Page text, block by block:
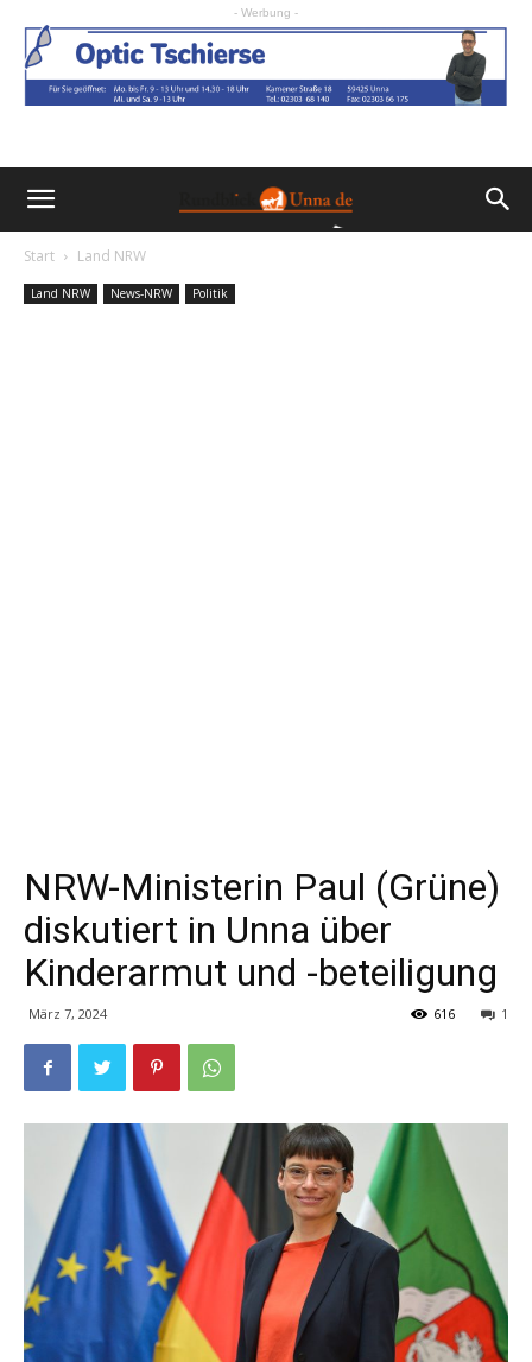
- Werbung -
Start Land NRW
Land NRW News-NRW Politik
NRW-Ministerin Paul (Grüne)
diskutiert in Unna über
Kinderarmut und -beteiligung
März 7, 2024 1
616